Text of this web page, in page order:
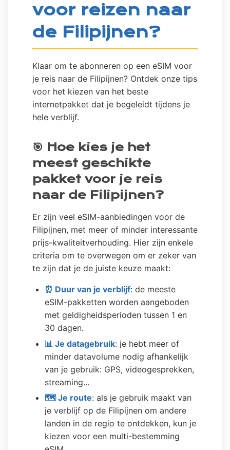
voor reizen naar
de Filipijnen?
Klaar om te abonneren op een eSIM voor
je reis naar de Filipijnen? Ontdek onze tips
voor het kiezen van het beste
internetpakket dat je begeleidt tijdens je
hele verblijf.
🎯 Hoe kies je het
meest geschikte
pakket voor je reis
naar de Filipijnen?
Er zijn veel eSIM-aanbiedingen voor de
Filipijnen, met meer of minder interessante
prijs-kwaliteitverhouding. Hier zijn enkele
criteria om te overwegen om er zeker van
te zijn dat je de juiste keuze maakt:
⏰ Duur van je verblijf: de meeste
eSIM-pakketten worden aangeboden
met geldigheidsperioden tussen 1 en
30 dagen.
📊 Je datagebruik: je hebt meer of
minder datavolume nodig afhankelijk
van je gebruik: GPS, videogesprekken,
streaming...
🗺️ Je route: als je gebruik maakt van
je verblijf op de Filipijnen om andere
landen in de regio te ontdekken, kun je
kiezen voor een multi-bestemming